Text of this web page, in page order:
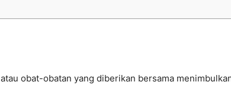
obat-obatan yang diberikan bersama